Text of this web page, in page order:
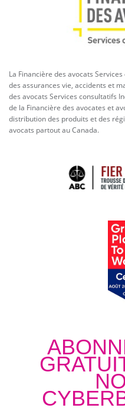
La Financière des avocats
des assurances vie, accidents et
des avocats Services consultatifs
de la Financière des avocates et
distribution des produits et des
avocats partout au Canada.